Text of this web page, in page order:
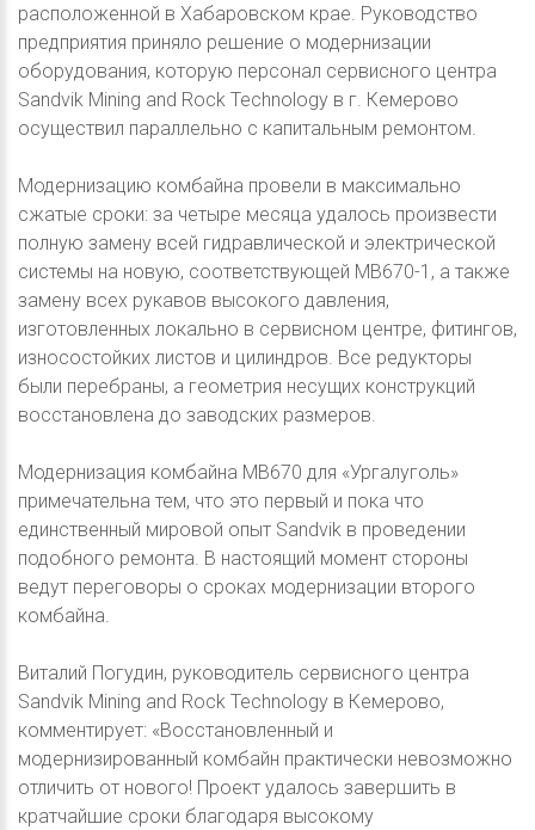
расположенной в Хабаровском крае. Руководство
предприятия приняло решение о модернизации
оборудования, которую персонал сервисного центра
Sandvik Mining and Rock Technology в г. Кемерово
осуществил параллельно с капитальным ремонтом.
Модернизацию комбайна провели в максимально
сжатые сроки: за четыре месяца удалось произвести
полную замену всей гидравлической и электрической
системы на новую, соответствующей MB670-1, а также
замену всех рукавов высокого давления,
изготовленных локально в сервисном центре, фитингов,
износостойких листов и цилиндров. Все редукторы
были перебраны, а геометрия несущих конструкций
восстановлена до заводских размеров.
Модернизация комбайна MB670 для «Ургалуголь»
примечательна тем, что это первый и пока что
единственный мировой опыт Sandvik в проведении
подобного ремонта. В настоящий момент стороны
ведут переговоры о сроках модернизации второго
комбайна.
Виталий Погудин, руководитель сервисного центра
Sandvik Mining and Rock Technology в Кемерово,
комментирует: «Восстановленный и
модернизированный комбайн практически невозможно
отличить от нового! Проект удалось завершить в
кратчайшие сроки благодаря высокому